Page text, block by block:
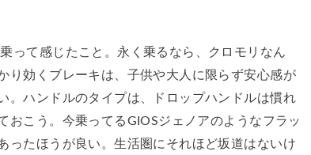
って感じたこと。永く乗るなら、クロモリなん
り効くブレーキは、子供や大人に限らず安心感が
。ハンドルのタイプは、ドロップハンドルは慣れ
こう。今乗ってるGIOSジェノアのようなフラッ
ったほうが良い。生活圏にそれほど坂道はないけ